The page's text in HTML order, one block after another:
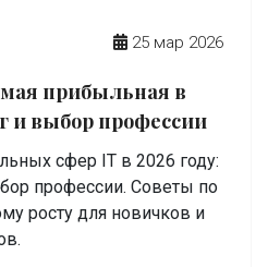
25 мар 2026
прибыльная в
и выбор профессии
сфер IT в 2026 году:
профессии. Советы по
росту для новичков и